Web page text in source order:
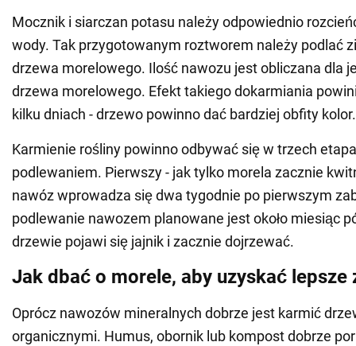
Mocznik i siarczan potasu należy odpowiednio
wody. Tak przygotowanym roztworem należy podlać
drzewa morelowego. Ilość nawozu jest obliczana dla
drzewa morelowego. Efekt takiego dokarmiania
kilku dniach - drzewo powinno dać bardziej obfity kolor.
Karmienie rośliny powinno odbywać się w trzech
podlewaniem. Pierwszy - jak tylko morela zacznie
nawóz wprowadza się dwa tygodnie po pierwszym
podlewanie nawozem planowane jest około miesiąc
drzewie pojawi się jajnik i zacznie dojrzewać.
Jak dbać o morele, aby uzyskać lepsze
Oprócz nawozów mineralnych dobrze jest karmić
organicznymi. Humus, obornik lub kompost dobrze